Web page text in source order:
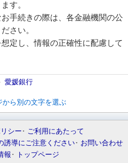
す。
手続きの際は、各金融機関の公
さい。
定し、情報の正確性に配慮して
愛媛銀行
ら別の文字を選ぶ
シー
ご利用にあたって
誘導にご注意ください
お問い合わせ
報
トップページ